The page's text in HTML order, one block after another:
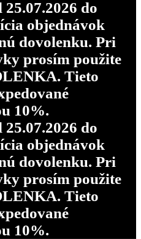
do
objednávok
dovolenku. Pri
prosím použite
Tieto
10%.
do
objednávok
dovolenku. Pri
prosím použite
Tieto
10%.